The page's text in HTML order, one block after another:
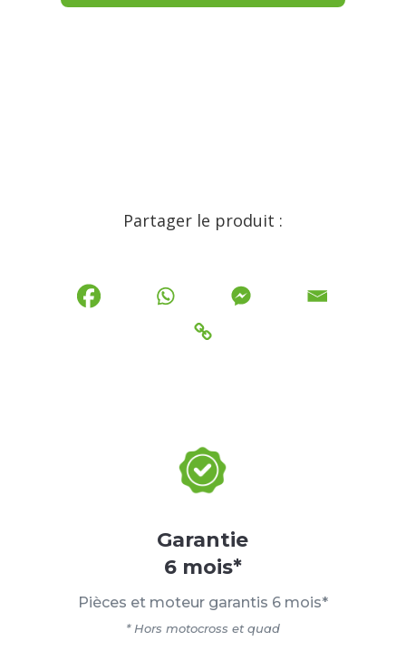
Partager le produit :
Garantie
6 mois*
Pièces et moteur garantis 6 mois*
* Hors motocross et quad